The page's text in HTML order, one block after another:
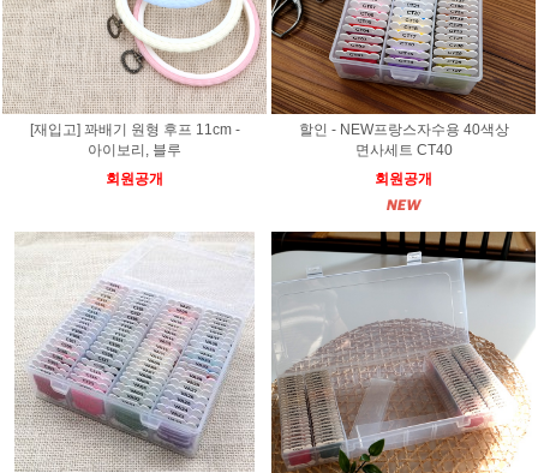
[재입고] 꽈배기 원형 후프 11cm -
아이보리, 블루
회원공개
할인 - NEW프랑스자수용 40색상
면사세트 CT40
회원공개